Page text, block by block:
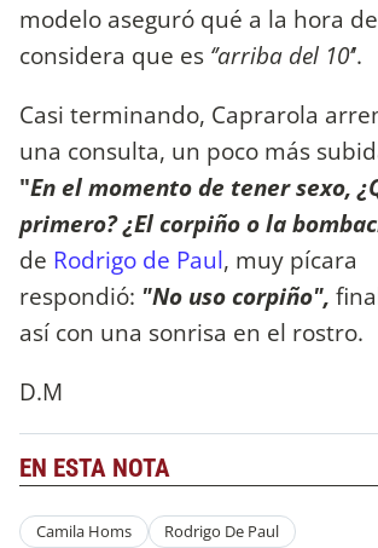
modelo aseguró qué a la hora
considera que es ‘’arriba del 10’’.
Casi terminando, Caprarola
una consulta, un poco más
"En el momento de tener sexo,
primero? ¿El corpiño o la
de Rodrigo de Paul, muy pícara
respondió: "No uso corpiño",
así con una sonrisa en el rostro.
D.M
EN ESTA NOTA
Camila Homs Rodrigo De Paul